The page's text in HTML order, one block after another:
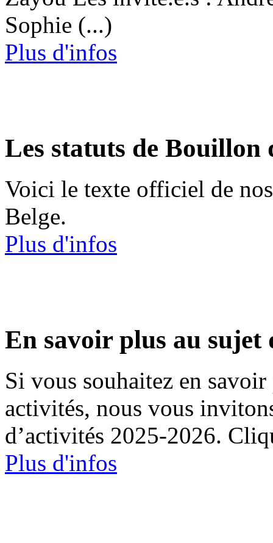
Sophie (...)
Plus d'infos
Les statuts de Bouillon
Voici le texte officiel de
Belge.
Plus d'infos
En savoir plus au sujet
Si vous souhaitez en
activités, nous vous
d’activités 2025-2026.
Plus d'infos